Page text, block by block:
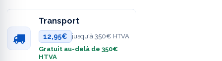
Transport
12,95€
jusqu'à 350€ HTVA
Gratuit au-delà de 350€
HTVA